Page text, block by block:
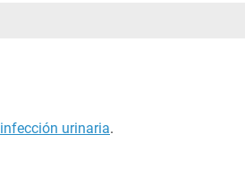
infección urinaria.